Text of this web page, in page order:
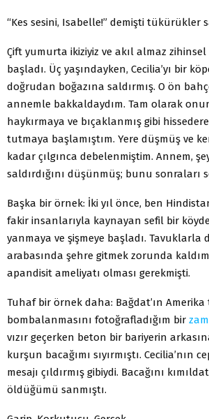
“Kes sesini, Isabelle!” demişti tükürükler
Çift yumurta ikiziyiz ve akıl almaz zihinsel
başladı. Üç yaşındayken, Cecilia’yı bir
doğrudan boğazına saldırmış. O ön
annemle bakkaldaydım. Tam olarak onun
haykırmaya ve bıçaklanmış gibi
tutmaya başlamıştım. Yere düşmüş ve
kadar çılgınca debelenmiştim. Annem,
saldırdığını düşünmüş; bunu sonraları
Başka bir örnek: İki yıl önce, ben
fakir insanlarıyla kaynayan sefil bir
yanmaya ve şişmeye başladı. Tavuklarla
arabasında şehre gitmek zorunda
apandisit ameliyatı olması gerekmişti.
Tuhaf bir örnek daha: Bağdat’ın
bombalanmasını fotoğrafladığım bir
vızır geçerken beton bir bariyerin
kurşun bacağımı sıyırmıştı. Cecilia’nın
mesajı çıldırmış gibiydi. Bacağını
öldüğümü sanmıştı.